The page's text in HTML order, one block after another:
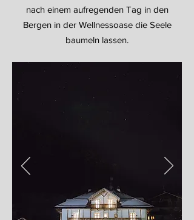
nach einem aufregenden Tag in den
Bergen in der Wellnessoase die Seele
baumeln lassen.